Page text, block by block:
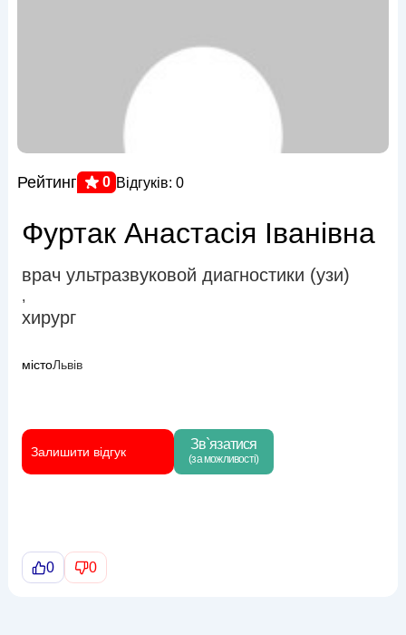
Рейтинг 0 Відгуків: 0
Фуртак Анастасія Іванівна
врач ультразвуковой диагностики (узи)
,
хирург
містоЛьвів
Залишити відгук Зв`язатися
(за можливості)
0 0